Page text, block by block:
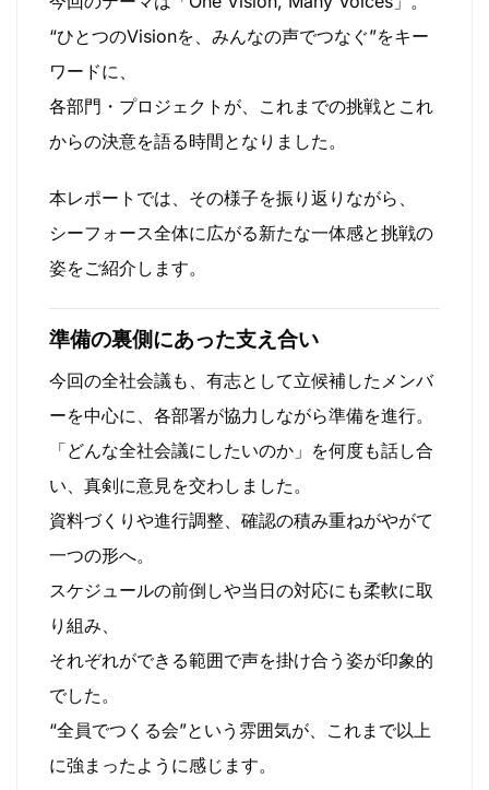
“ひとつのVisionを、みんなの声でつなぐ”をキー
ワードに、
各部門・プロジェクトが、これまでの挑戦とこれ
からの決意を語る時間となりました。
本レポートでは、その様子を振り返りながら、
シーフォース全体に広がる新たな一体感と挑戦の
姿をご紹介します。
準備の裏側にあった支え合い
今回の全社会議も、有志として立候補したメンバ
ーを中心に、各部署が協力しながら準備を進行。
「どんな全社会議にしたいのか」を何度も話し合
い、真剣に意見を交わしました。
資料づくりや進行調整、確認の積み重ねがやがて
一つの形へ。
スケジュールの前倒しや当日の対応にも柔軟に取
り組み、
それぞれができる範囲で声を掛け合う姿が印象的
でした。
“全員でつくる会”という雰囲気が、これまで以上
に強まったように感じます。